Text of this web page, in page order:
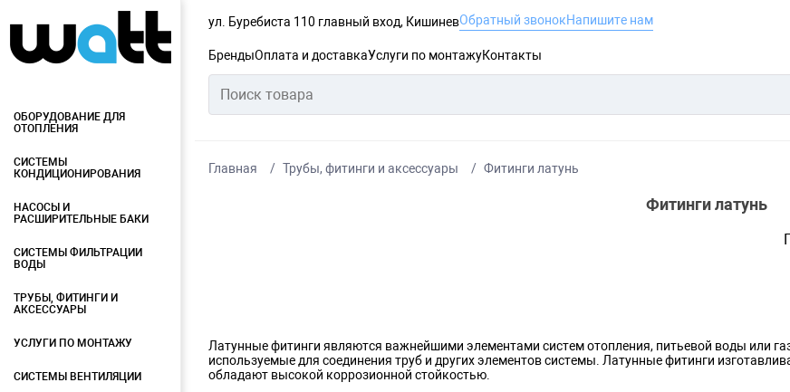
ул. Буребиста 110 главный вход, КишиневОбратный звонокНапишите нам
БрендыОплата и доставкаУслуги по монтажуКонтакты
ОБОРУДОВАНИЕ ДЛЯ
ОТОПЛЕНИЯ
СИСТЕМЫ
КОНДИЦИОНИРОВАНИЯ
НАСОСЫ И
РАСШИРИТЕЛЬНЫЕ БАКИ
СИСТЕМЫ ФИЛЬТРАЦИИ
ВОДЫ
ТРУБЫ, ФИТИНГИ И
АКСЕССУАРЫ
УСЛУГИ ПО МОНТАЖУ
СИСТЕМЫ ВЕНТИЛЯЦИИ
Главная Трубы, фитинги и аксессуары Фитинги латунь
Фитинги латунь
Латунные фитинги являются важнейшими элементами систем отопления, питьевой воды или
используемые для соединения труб и других элементов системы. Латунные фитинги
обладают высокой коррозионной стойкостью.